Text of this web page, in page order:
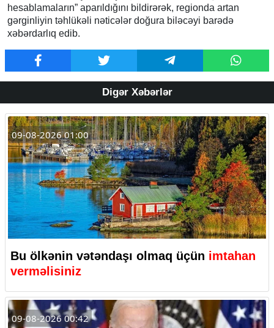
hesablamaların” aparıldığını bildirərək, regionda artan
gərginliyin təhlükəli nəticələr doğura biləcəyi barədə
xəbərdarlıq edib.
Digər Xəbərlər
09-08-2026 01:00
Bu ölkənin vətəndaşı olmaq üçün imtahan
verməlisiniz
09-08-2026 00:42